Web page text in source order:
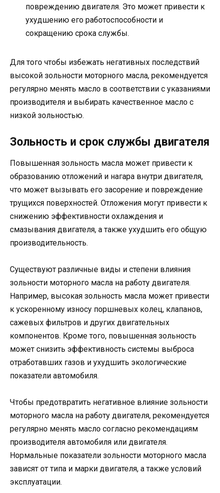
повреждению двигателя. Это может привести к
ухудшению его работоспособности и
сокращению срока службы.
Для того чтобы избежать негативных последствий
высокой зольности моторного масла, рекомендуется
регулярно менять масло в соответствии с указаниями
производителя и выбирать качественное масло с
низкой зольностью.
Зольность и срок службы двигателя
Повышенная зольность масла может привести к
образованию отложений и нагара внутри двигателя,
что может вызывать его засорение и повреждение
трущихся поверхностей. Отложения могут привести к
снижению эффективности охлаждения и
смазывания двигателя, а также ухудшить его общую
производительность.
Существуют различные виды и степени влияния
зольности моторного масла на работу двигателя.
Например, высокая зольность масла может привести
к ускоренному износу поршневых колец, клапанов,
сажевых фильтров и других двигательных
компонентов. Кроме того, повышенная зольность
может снизить эффективность системы выброса
отработавших газов и ухудшить экологические
показатели автомобиля.
Чтобы предотвратить негативное влияние зольности
моторного масла на работу двигателя, рекомендуется
регулярно менять масло согласно рекомендациям
производителя автомобиля или двигателя.
Нормальные показатели зольности моторного масла
зависят от типа и марки двигателя, а также условий
эксплуатации.